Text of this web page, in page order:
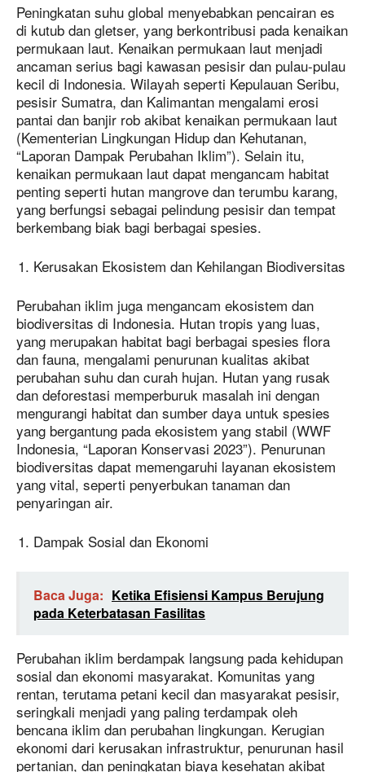
Peningkatan suhu global menyebabkan pencairan es
di kutub dan gletser, yang berkontribusi pada kenaikan
permukaan laut. Kenaikan permukaan laut menjadi
ancaman serius bagi kawasan pesisir dan pulau-pulau
kecil di Indonesia. Wilayah seperti Kepulauan Seribu,
pesisir Sumatra, dan Kalimantan mengalami erosi
pantai dan banjir rob akibat kenaikan permukaan laut
(Kementerian Lingkungan Hidup dan Kehutanan,
“Laporan Dampak Perubahan Iklim”). Selain itu,
kenaikan permukaan laut dapat mengancam habitat
penting seperti hutan mangrove dan terumbu karang,
yang berfungsi sebagai pelindung pesisir dan tempat
berkembang biak bagi berbagai spesies.
Kerusakan Ekosistem dan Kehilangan Biodiversitas
Perubahan iklim juga mengancam ekosistem dan
biodiversitas di Indonesia. Hutan tropis yang luas,
yang merupakan habitat bagi berbagai spesies flora
dan fauna, mengalami penurunan kualitas akibat
perubahan suhu dan curah hujan. Hutan yang rusak
dan deforestasi memperburuk masalah ini dengan
mengurangi habitat dan sumber daya untuk spesies
yang bergantung pada ekosistem yang stabil (WWF
Indonesia, “Laporan Konservasi 2023”). Penurunan
biodiversitas dapat memengaruhi layanan ekosistem
yang vital, seperti penyerbukan tanaman dan
penyaringan air.
Dampak Sosial dan Ekonomi
Baca Juga: Ketika Efisiensi Kampus Berujung
pada Keterbatasan Fasilitas
Perubahan iklim berdampak langsung pada kehidupan
sosial dan ekonomi masyarakat. Komunitas yang
rentan, terutama petani kecil dan masyarakat pesisir,
seringkali menjadi yang paling terdampak oleh
bencana iklim dan perubahan lingkungan. Kerugian
ekonomi dari kerusakan infrastruktur, penurunan hasil
pertanian, dan peningkatan biaya kesehatan akibat